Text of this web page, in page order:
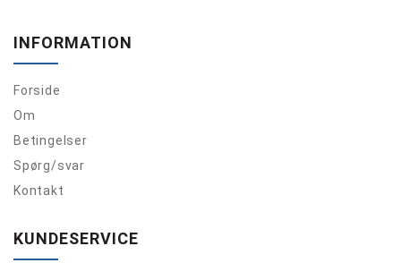
INFORMATION
Forside
Om
Betingelser
Spørg/svar
Kontakt
KUNDESERVICE